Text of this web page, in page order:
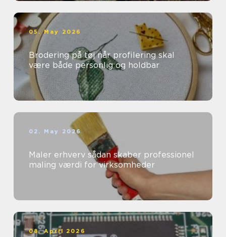
05. May 2026
Brodering på tøj når profilering skal
være både personlig og holdbar
02. May 2026
Maler erhverv sådan skaber professionel
maling værdi for virksomheder
08. April 2026